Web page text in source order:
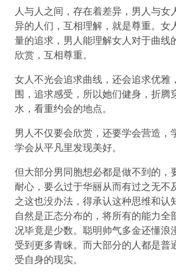
人与人之间，存在着差异，男人与女
异的人们，互相理解，就是尊重。女
量的追求，男人能理解女人对于曲线
欣赏，互相尊重。
女人不光会追求曲线，还会追求优雅
围，追求感受，所以她们健身，折腾
水，看重约会的地点。
男人不仅要会欣赏，还要学会营造，
学会从平凡里发现美好。
但大部分男同胞想必都是做不到的，
耐心，要么过于华丽从而有过之无不
之这也没办法，得承认这种思维和认
自然是正态分布的，将所有的能力全
况毕竟是少数。聪明帅气多金还懂浪
受到更多青睐。而大部分的人都是普
受自身的现实。